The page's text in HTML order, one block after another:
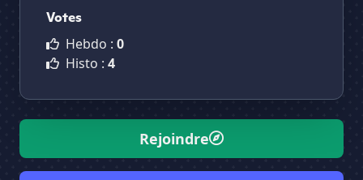
Votes
Hebdo : 0
Histo : 4
Rejoindre